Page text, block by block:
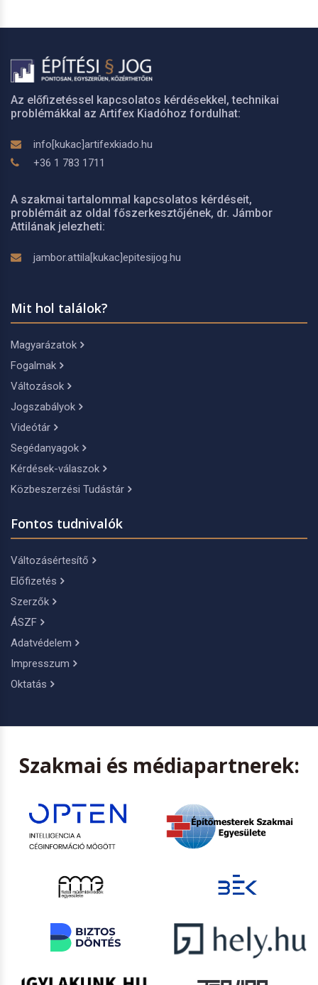
Az előfizetéssel kapcsolatos kérdésekkel, technikai
problémákkal az Artifex Kiadóhoz fordulhat:
info[kukac]artifexkiado.hu
+36 1 783 1711
A szakmai tartalommal kapcsolatos kérdéseit,
problémáit az oldal főszerkesztőjének, dr. Jámbor
Attilának jelezheti:
jambor.attila[kukac]epitesijog.hu
Mit hol találok?
Magyarázatok
Fogalmak
Változások
Jogszabályok
Videótár
Segédanyagok
Kérdések-válaszok
Közbeszerzési Tudástár
Fontos tudnivalók
Változásértesítő
Előfizetés
Szerzők
ÁSZF
Adatvédelem
Impresszum
Oktatás
Szakmai és médiapartnerek: